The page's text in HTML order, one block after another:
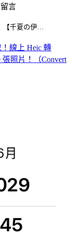
言
【千夏の伊…
線上 Heic 轉
照片！（Convert